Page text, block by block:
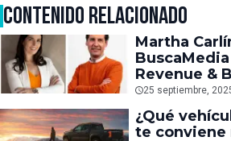
CONTENIDO RELACIONADO
Martha
Revenue &
25 septiembre,
¿Qué
te conviene